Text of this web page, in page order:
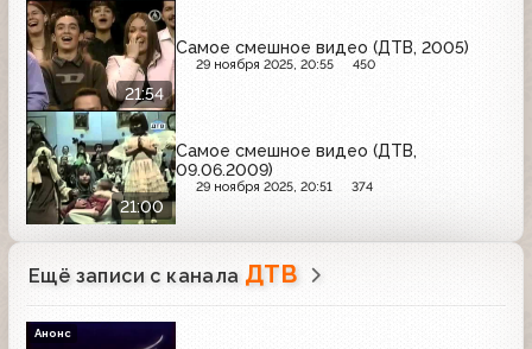
21:54
Самое смешное видео (ДТВ, 2005)
29 ноября 2025, 20:55 450
21:00
Самое смешное видео (ДТВ,
09.06.2009)
29 ноября 2025, 20:51 374
Ещё записи с канала ДТВ
Анонс